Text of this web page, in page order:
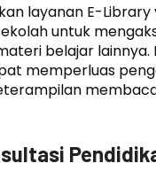
layanan E-Library
untuk
belajar lainnya.
memperluas